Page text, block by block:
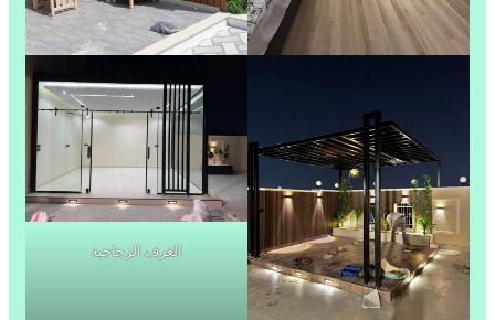
الغرف الزجاجية